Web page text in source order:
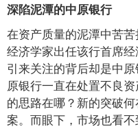
深陷泥潭的中原银行
在资产质量的泥潭中苦
经济学家出任该行首席
引来关注的背后却是中
原银行一直在处置不良
的思路在哪？新的突破
案。而眼下，市场也看不